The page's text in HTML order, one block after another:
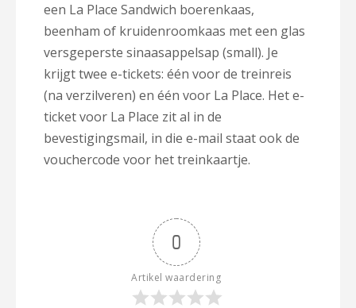
een La Place Sandwich boerenkaas,
beenham of kruidenroomkaas met een glas
versgeperste sinaasappelsap (small). Je
krijgt twee e-tickets: één voor de treinreis
(na verzilveren) en één voor La Place. Het e-
ticket voor La Place zit al in de
bevestigingsmail, in die e-mail staat ook de
vouchercode voor het treinkaartje.
0
Artikel waardering